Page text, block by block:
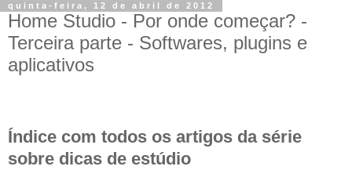
quinta-feira, 12 de abril de 2012
Home Studio - Por onde começar? -
Terceira parte - Softwares, plugins e
aplicativos
Índice com todos os artigos da série
sobre dicas de estúdio